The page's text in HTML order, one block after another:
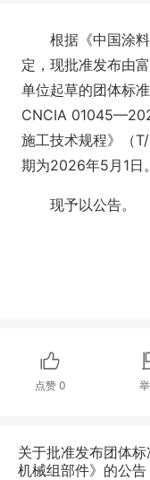
根据《中国涂料
定，现批准发布由
单位起草的团体标
CNCIA
施工技术规程》（
期为2026年5月1日。
现予以公告。
点赞 0
关于批准发布团体
机械组部件》的公告